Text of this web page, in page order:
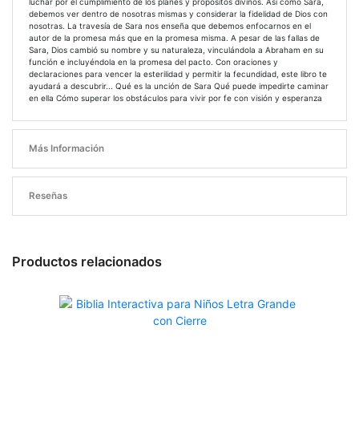
debemos ver dentro de nosotras mismas y considerar la fidelidad de Dios con
nosotras. La travesía de Sara nos enseña que debemos enfocarnos en el
autor de la promesa más que en la promesa misma. A pesar de las fallas de
Sara, Dios cambió su nombre y su naturaleza, vinculándola a Abraham en su
función e incluyéndola en la promesa del pacto. Con oraciones y
declaraciones para vencer la esterilidad y permitir la fecundidad, este libro te
ayudará a descubrir... Qué es la unción de Sara Qué puede impedirte caminar
en ella Cómo superar los obstáculos para vivir por fe con visión y esperanza
Más Información
Reseñas
Productos relacionados